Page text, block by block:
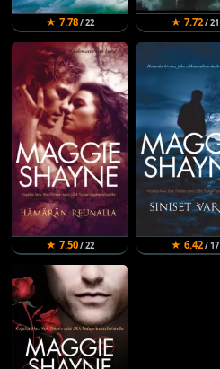
★ 7.78/ 22 ★ 7.72/ 21
★ 7.50/ 22 ★ 6.42/ 17